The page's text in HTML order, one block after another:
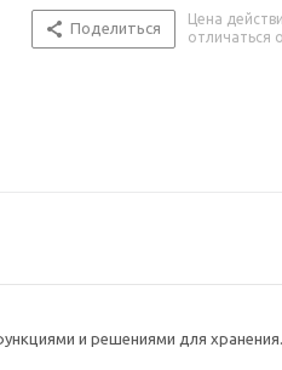
Поделиться
Цена
отличаться
и решениями для хранения.